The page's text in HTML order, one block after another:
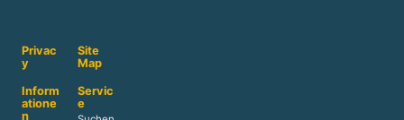
Privac
y
Site
Map
Inform
atione
n
Servic
e